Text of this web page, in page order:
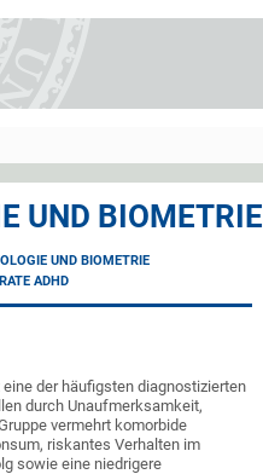
UND BIOMETRIE
UND BIOMETRIE
ADHD
der häufigsten diagnostizierten
durch Unaufmerksamkeit,
vermehrt komorbide
riskantes Verhalten im
sowie eine niedrigere